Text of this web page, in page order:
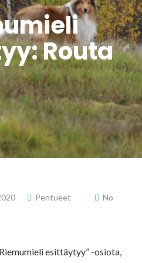
Routa
Pentueet
No
esittäytyy” -osiota,